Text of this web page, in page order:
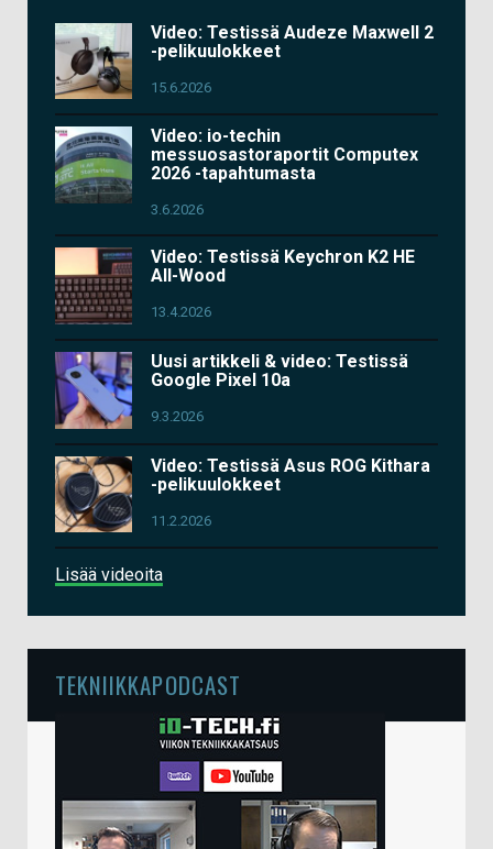
Video: Testissä Audeze Maxwell 2
-pelikuulokkeet
15.6.2026
Video: io-techin
messuosastoraportit Computex
2026 -tapahtumasta
3.6.2026
Video: Testissä Keychron K2 HE
All-Wood
13.4.2026
Uusi artikkeli & video: Testissä
Google Pixel 10a
9.3.2026
Video: Testissä Asus ROG Kithara
-pelikuulokkeet
11.2.2026
Lisää videoita
TEKNIIKKAPODCAST